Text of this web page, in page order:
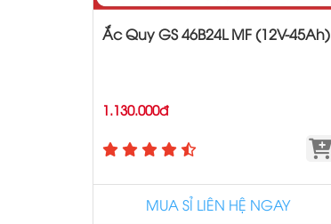
Ắc Quy GS 46B24L MF (12V-45Ah)
1.130.000đ
MUA SỈ LIÊN HỆ NGAY